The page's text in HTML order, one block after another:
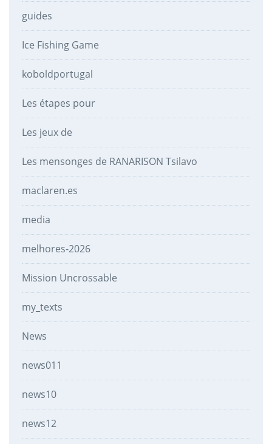
guides
Ice Fishing Game
koboldportugal
Les étapes pour
Les jeux de
Les mensonges de RANARISON Tsilavo
maclaren.es
media
melhores-2026
Mission Uncrossable
my_texts
News
news011
news10
news12